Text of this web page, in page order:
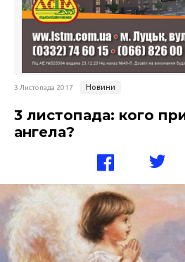
3 Листопада 2017 Новини
3 листопада: кого
ангела?